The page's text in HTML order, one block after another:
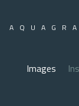
Images